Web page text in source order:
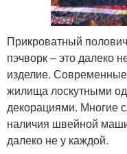
Прикроватный
пэчворк – это далеко
изделие.
жилища лоскутными
декорациями. Многие
наличия швейной
далеко не у каждой.